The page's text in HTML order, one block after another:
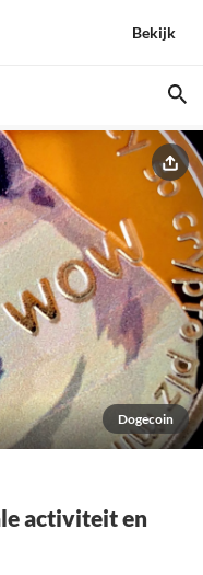
Bekijk
Dogecoin
activiteit en